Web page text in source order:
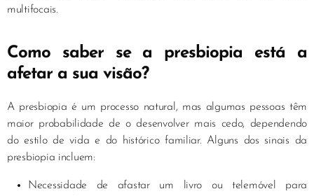
multifocais.
Como saber se a presbiopia está a
afetar a sua visão?
A presbiopia é um processo natural, mas algumas pessoas têm
maior probabilidade de o desenvolver mais cedo, dependendo
do estilo de vida e do histórico familiar. Alguns dos sinais da
presbiopia incluem:
Necessidade de afastar um livro ou telemóvel para